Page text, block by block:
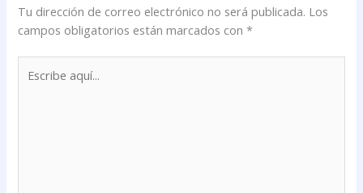
Tu dirección de correo electrónico no será publicada. Los
campos obligatorios están marcados con*
aquí...